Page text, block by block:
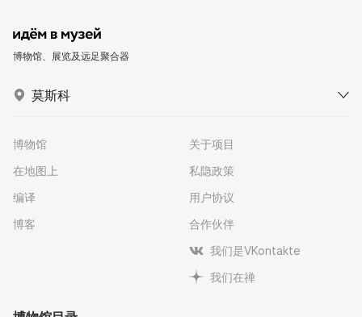
博物馆、展览及远足聚合器
莫斯科
博物馆
在地图上
编译
博客
关于项目
私隐政策
用户协议
合作伙伴
我们是VKontakte
我们在禅